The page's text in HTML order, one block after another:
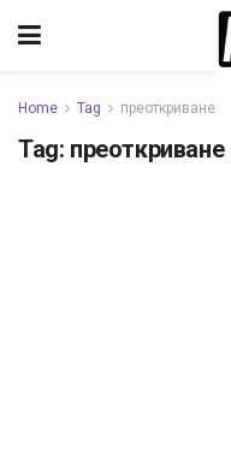
Home Tag преоткриване
Tag: преоткриване